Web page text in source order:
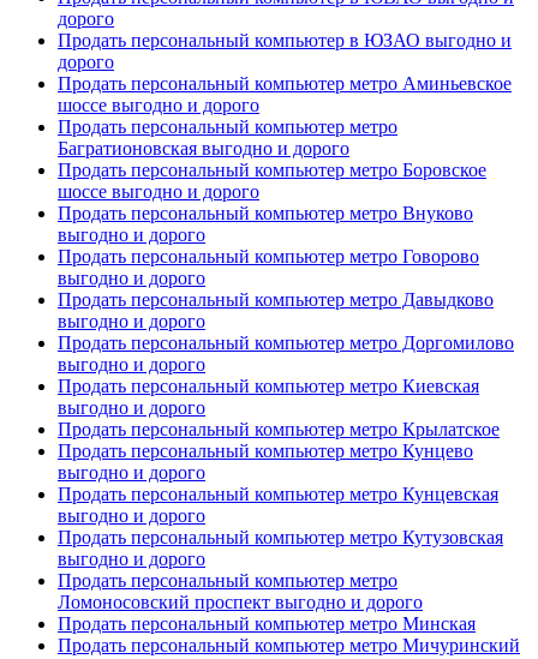
дорого
Продать персональный компьютер в ЮЗАО выгодно и
дорого
Продать персональный компьютер метро Аминьевское
шоссе выгодно и дорого
Продать персональный компьютер метро
Багратионовская выгодно и дорого
Продать персональный компьютер метро Боровское
шоссе выгодно и дорого
Продать персональный компьютер метро Внуково
выгодно и дорого
Продать персональный компьютер метро Говорово
выгодно и дорого
Продать персональный компьютер метро Давыдково
выгодно и дорого
Продать персональный компьютер метро Доргомилово
выгодно и дорого
Продать персональный компьютер метро Киевская
выгодно и дорого
Продать персональный компьютер метро Крылатское
Продать персональный компьютер метро Кунцево
выгодно и дорого
Продать персональный компьютер метро Кунцевская
выгодно и дорого
Продать персональный компьютер метро Кутузовская
выгодно и дорого
Продать персональный компьютер метро
Ломоносовский проспект выгодно и дорого
Продать персональный компьютер метро Минская
Продать персональный компьютер метро Мичуринский